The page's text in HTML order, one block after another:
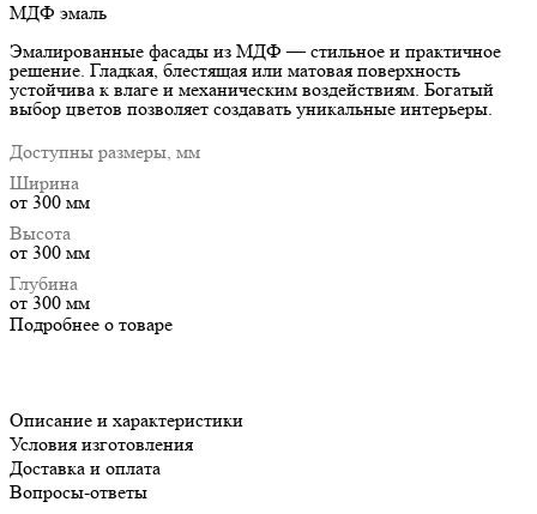
МДФ эмаль
Эмалированные фасады из МДФ — стильное и практичное
решение. Гладкая, блестящая или матовая поверхность
устойчива к влаге и механическим воздействиям. Богатый
выбор цветов позволяет создавать уникальные интерьеры.
Доступны размеры, мм
Ширина
от 300 мм
Высота
от 300 мм
Глубина
от 300 мм
Подробнее о товаре
Описание и характеристики
Условия изготовления
Доставка и оплата
Вопросы-ответы